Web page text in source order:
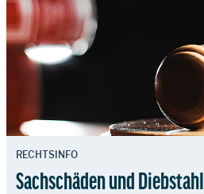
RECHTSINFO
Sachschäden und Diebstahl